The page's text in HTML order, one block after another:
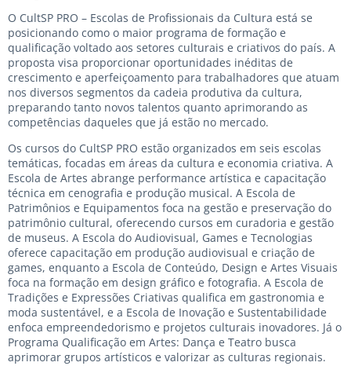
O CultSP PRO – Escolas de Profissionais da Cultura está se
posicionando como o maior programa de formação e
qualificação voltado aos setores culturais e criativos do país. A
proposta visa proporcionar oportunidades inéditas de
crescimento e aperfeiçoamento para trabalhadores que atuam
nos diversos segmentos da cadeia produtiva da cultura,
preparando tanto novos talentos quanto aprimorando as
competências daqueles que já estão no mercado.
Os cursos do CultSP PRO estão organizados em seis escolas
temáticas, focadas em áreas da cultura e economia criativa. A
Escola de Artes abrange performance artística e capacitação
técnica em cenografia e produção musical. A Escola de
Patrimônios e Equipamentos foca na gestão e preservação do
patrimônio cultural, oferecendo cursos em curadoria e gestão
de museus. A Escola do Audiovisual, Games e Tecnologias
oferece capacitação em produção audiovisual e criação de
games, enquanto a Escola de Conteúdo, Design e Artes Visuais
foca na formação em design gráfico e fotografia. A Escola de
Tradições e Expressões Criativas qualifica em gastronomia e
moda sustentável, e a Escola de Inovação e Sustentabilidade
enfoca empreendedorismo e projetos culturais inovadores. Já o
Programa Qualificação em Artes: Dança e Teatro busca
aprimorar grupos artísticos e valorizar as culturas regionais.